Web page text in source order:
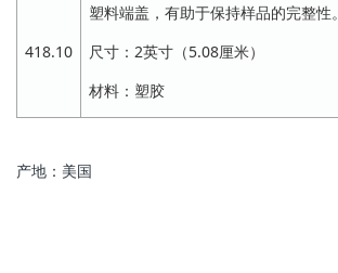
418.10
塑料端盖，有助于保持样品的完整性。
尺寸：2英寸（5.08厘米）
材料：塑胶
产地：美国